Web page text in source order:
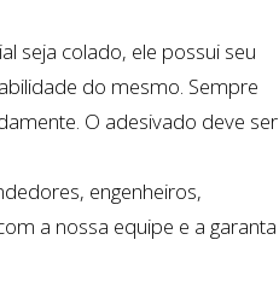
seja colado, ele possui seu
do mesmo. Sempre
O adesivado deve ser
engenheiros,
a nossa equipe e a garanta